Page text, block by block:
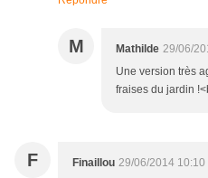
M Mathilde 29/06/
Une version très
fraises du jardin
F Finaillou 29/06/2014 10:10